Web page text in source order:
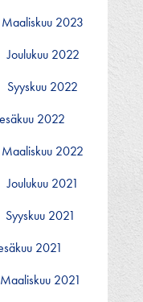
Maaliskuu 2023
Joulukuu 2022
Syyskuu 2022
2022
Maaliskuu 2022
Joulukuu 2021
Syyskuu 2021
2021
Maaliskuu 2021